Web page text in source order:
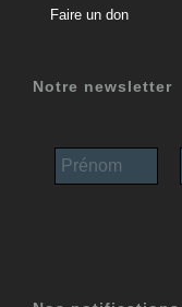
Faire un don
Notre newsletter